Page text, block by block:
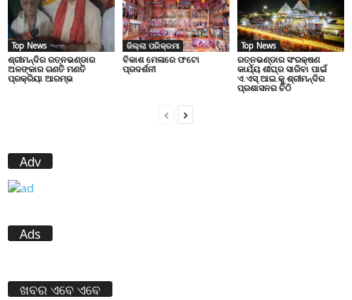
Top News
ଶ୍ରୀମନ୍ଦିର ରତ୍ନଭଣ୍ଡାର
ଅଳଙ୍କାର ଗଣତି ମଣତି
ପ୍ରକ୍ରିୟା ଆରମ୍ଭ
ଜିଲ୍ଲା ପରିକ୍ରମା
ବିକାଶ ମେଳାରେ ଫଟୋ
ପ୍ରଦର୍ଶନୀ
Top News
ରତ୍ନଭଣ୍ଡାର ସଂରକ୍ଷଣ
କାର୍ଯ୍ୟ ଶୀଘ୍ର ସାରିବା ପାଇଁ
ଏ.ଏସ୍.ଆଇ.କୁ ଶ୍ରୀମନ୍ଦିର
ପ୍ରଶାସନର ଚିଠି
Adv
Ads
ଖବର ଏବେ ଏବେ